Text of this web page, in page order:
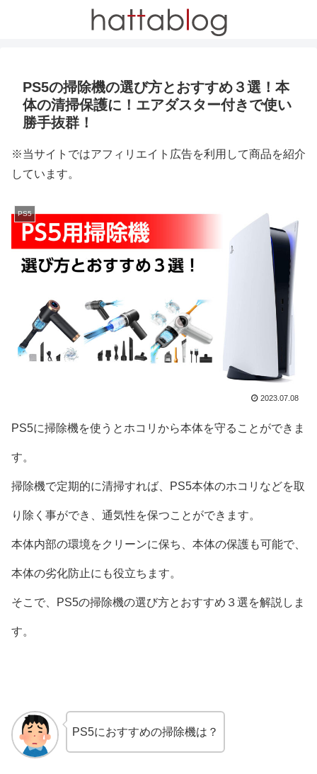
PS5の掃除機の選び方とおすすめ３選！本
体の清掃保護に！エアダスター付きで使い
勝手抜群！
※当サイトではアフィリエイト広告を利用して商品を紹介
しています。
PS5
2023.07.08
PS5に掃除機を使うとホコリから本体を守ることができま
す。
掃除機で定期的に清掃すれば、PS5本体のホコリなどを取
り除く事ができ、通気性を保つことができます。
本体内部の環境をクリーンに保ち、本体の保護も可能で、
本体の劣化防止にも役立ちます。
そこで、PS5の掃除機の選び方とおすすめ３選を解説しま
す。
PS5におすすめの掃除機は？